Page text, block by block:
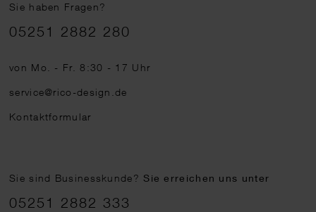
Sie haben Fragen?
Telefonnummer
05251 2882 280
von Mo. - Fr. 8:30 - 17 Uhr
service@rico-design.de
Kontaktformular
Sie sind Businesskunde?Sie erreichen uns unter
05251 2882 333